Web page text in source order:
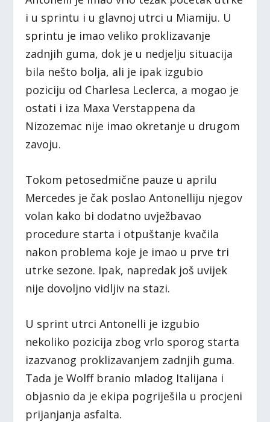
i u sprintu i u glavnoj utrci u Miamiju. U
sprintu je imao veliko proklizavanje
zadnjih guma, dok je u nedjelju situacija
bila nešto bolja, ali je ipak izgubio
poziciju od Charlesa Leclerca, a mogao je
ostati i iza Maxa Verstappena da
Nizozemac nije imao okretanje u drugom
zavoju.
Tokom petosedmične pauze u aprilu
Mercedes je čak poslao Antonelliju njegov
volan kako bi dodatno uvježbavao
procedure starta i otpuštanje kvačila
nakon problema koje je imao u prve tri
utrke sezone. Ipak, napredak još uvijek
nije dovoljno vidljiv na stazi.
U sprint utrci Antonelli je izgubio
nekoliko pozicija zbog vrlo sporog starta
izazvanog proklizavanjem zadnjih guma.
Tada je Wolff branio mladog Italijana i
objasnio da je ekipa pogriješila u procjeni
prijanjanja asfalta.